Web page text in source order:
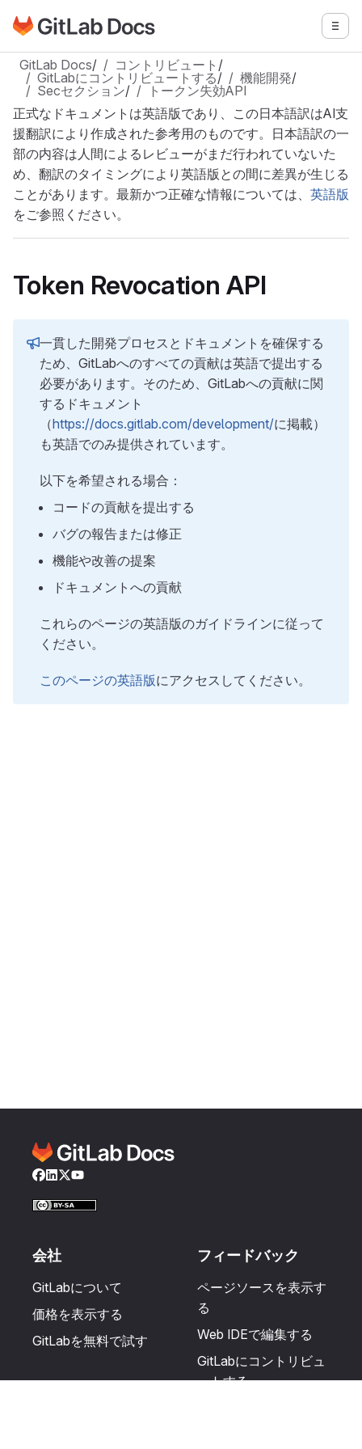
メインコンテンツにスキップ
GitLabドキュメントのホームページに移動 メニ
GitLab Docs/ コントリビュート /
GitLabにコントリビュートする/ 機能開発/
Secセクション/
トークン失効API
正式なドキュメントは英語版であり、この日本語訳はAI支
援翻訳により作成された参考用のものです。日本語訳の一
部の内容は人間によるレビューがまだ行われていないた
め、翻訳のタイミングにより英語版との間に差異が生じる
ことがあります。最新かつ正確な情報については、 英語版
をご参照ください。
Token Revocation API
一貫した開発プロセスとドキュメントを確保する
ため、GitLabへのすべての貢献は英語で提出する
必要があります。そのため、GitLabへの貢献に関
するドキュメント
（https://docs.gitlab.com/development/に掲載）
も英語でのみ提供されています。
以下を希望される場合：
コードの貢献を提出する
バグの報告または修正
機能や改善の提案
ドキュメントへの貢献
これらのページの英語版のガイドラインに従って
ください。
このページの英語版にアクセスしてください。
Facebook
LinkedIn
Twitter
YouTube
会社
GitLabについて
価格を表示する
GitLabを無料で試す
フィードバック
ページソースを表示す
る
Web IDEで編集する
GitLabにコントリビュ
ートする